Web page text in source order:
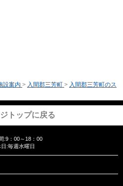
設案内 > 入間郡三芳町 > 入間郡三芳町のス
トップに戻る
:9：00～18：00
:毎週水曜日